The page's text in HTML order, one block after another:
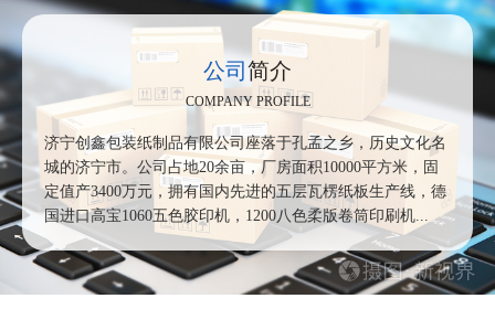
公司 简介
COMPANY PROFILE
济宁创鑫包装纸制品有限公司座落于孔孟之乡，历史文化名
城的济宁市。公司占地20余亩，厂房面积10000平方米，固
定值产3400万元，拥有国内先进的五层瓦楞纸板生产线，德
国进口高宝1060五色胶印机，1200八色柔版卷筒印刷机...